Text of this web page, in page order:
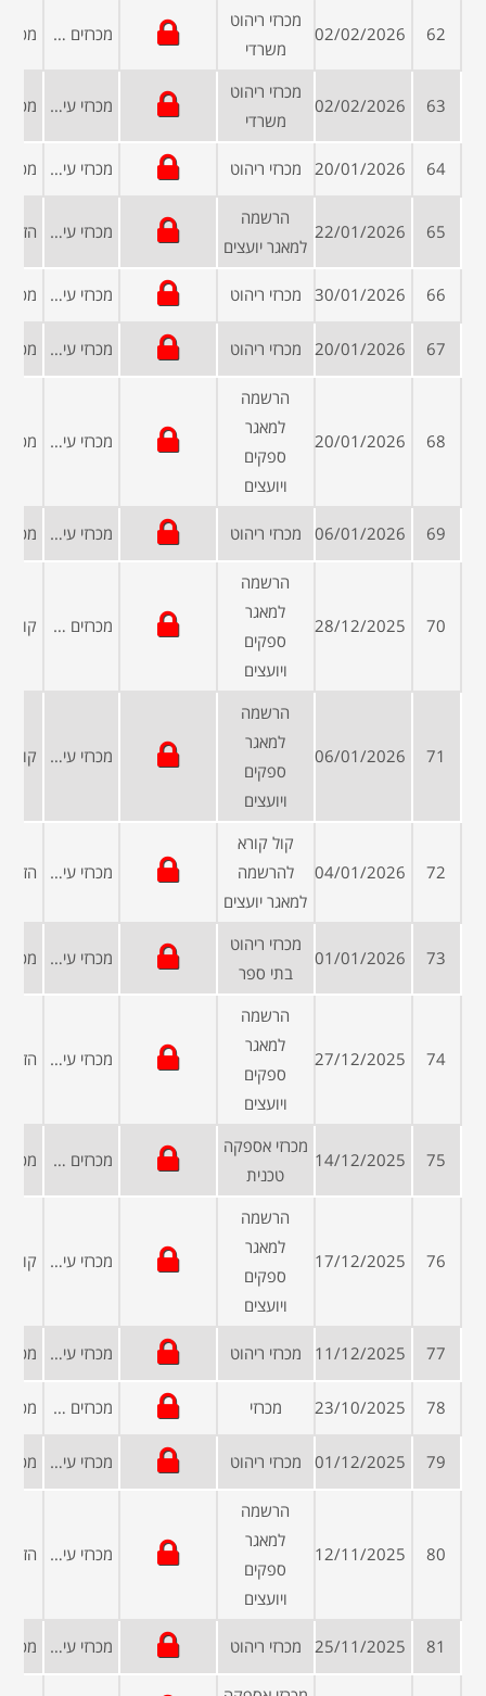
62
02/02/2026
מכרזי ריהוט
משרדי
מכרזים פומביים
63
02/02/2026
מכרזי ריהוט
משרדי
מכרזי עיריות ומועצות
64
20/01/2026 מכרזי ריהוט מכרזי עיריות ומועצות
65
22/01/2026
הרשמה
למאגר יועצים
מכרזי עיריות ומועצות
66
30/01/2026 מכרזי ריהוט מכרזי עיריות ומועצות
67
20/01/2026 מכרזי ריהוט מכרזי עיריות ומועצות
68
20/01/2026
הרשמה
למאגר
ספקים
ויועצים
מכרזי עיריות ומועצות
69
06/01/2026 מכרזי ריהוט מכרזי עיריות ומועצות
70
28/12/2025
הרשמה
למאגר
ספקים
ויועצים
מכרזים פומביים
71
06/01/2026
הרשמה
למאגר
ספקים
ויועצים
מכרזי עיריות ומועצות
72
04/01/2026
קול קורא
להרשמה
למאגר יועצים
מכרזי עיריות ומועצות
73
01/01/2026
מכרזי ריהוט
בתי ספר
מכרזי עיריות ומועצות
74
27/12/2025
הרשמה
למאגר
ספקים
ויועצים
מכרזי עיריות ומועצות
75
14/12/2025
מכרזי אספקה
טכנית
מכרזים פומביים
76
17/12/2025
הרשמה
למאגר
ספקים
ויועצים
מכרזי עיריות ומועצות
77
11/12/2025 מכרזי ריהוט מכרזי עיריות ומועצות
78
23/10/2025 מכרזי מכרזים פומביים
79
01/12/2025 מכרזי ריהוט מכרזי עיריות ומועצות
80
12/11/2025
הרשמה
למאגר
ספקים
ויועצים
מכרזי עיריות ומועצות
81
25/11/2025 מכרזי ריהוט מכרזי עיריות ומועצות